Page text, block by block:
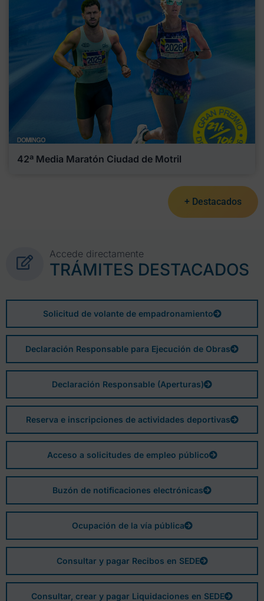
42ª Media Maratón Ciudad de Motril
+ Destacados
Accede directamente
TRÁMITES DESTACADOS
Solicitud de volante de empadronamiento
Declaración Responsable para Ejecución de Obras
Declaración Responsable (Aperturas)
Reserva e inscripciones de actividades deportivas
Acceso a solicitudes de empleo público
Buzón de notificaciones electrónicas
Ocupación de la vía pública
Consultar y pagar Recibos en SEDE
Consultar, crear y pagar Liquidaciones en SEDE